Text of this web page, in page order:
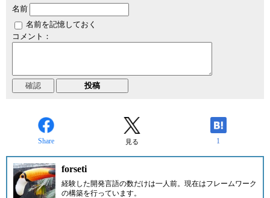
名前
名前を記憶しておく
コメント：
Share 見る 1
forseti
経験した開発言語の数だけは一人前。現在はフレームワーク
の構築を行っています。